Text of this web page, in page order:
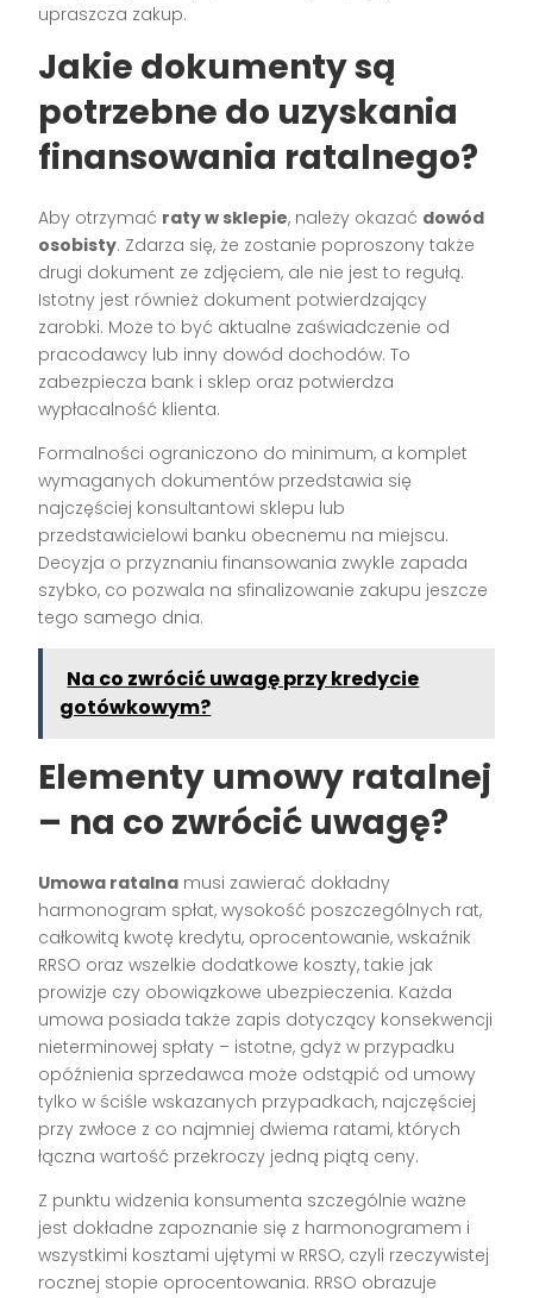
upraszcza zakup.
Jakie dokumenty są
potrzebne do uzyskania
finansowania ratalnego?
Aby otrzymać raty w sklepie, należy okazać dowód
osobisty. Zdarza się, że zostanie poproszony także
drugi dokument ze zdjęciem, ale nie jest to regułą.
Istotny jest również dokument potwierdzający
zarobki. Może to być aktualne zaświadczenie od
pracodawcy lub inny dowód dochodów. To
zabezpiecza bank i sklep oraz potwierdza
wypłacalność klienta.
Formalności ograniczono do minimum, a komplet
wymaganych dokumentów przedstawia się
najczęściej konsultantowi sklepu lub
przedstawicielowi banku obecnemu na miejscu.
Decyzja o przyznaniu finansowania zwykle zapada
szybko, co pozwala na sfinalizowanie zakupu jeszcze
tego samego dnia.
Na co zwrócić uwagę przy kredycie
gotówkowym?
Elementy umowy ratalnej
– na co zwrócić uwagę?
Umowa ratalna musi zawierać dokładny
harmonogram spłat, wysokość poszczególnych rat,
całkowitą kwotę kredytu, oprocentowanie, wskaźnik
RRSO oraz wszelkie dodatkowe koszty, takie jak
prowizje czy obowiązkowe ubezpieczenia. Każda
umowa posiada także zapis dotyczący konsekwencji
nieterminowej spłaty – istotne, gdyż w przypadku
opóźnienia sprzedawca może odstąpić od umowy
tylko w ściśle wskazanych przypadkach, najczęściej
przy zwłoce z co najmniej dwiema ratami, których
łączna wartość przekroczy jedną piątą ceny.
Z punktu widzenia konsumenta szczególnie ważne
jest dokładne zapoznanie się z harmonogramem i
wszystkimi kosztami ujętymi w RRSO, czyli rzeczywistej
rocznej stopie oprocentowania. RRSO obrazuje